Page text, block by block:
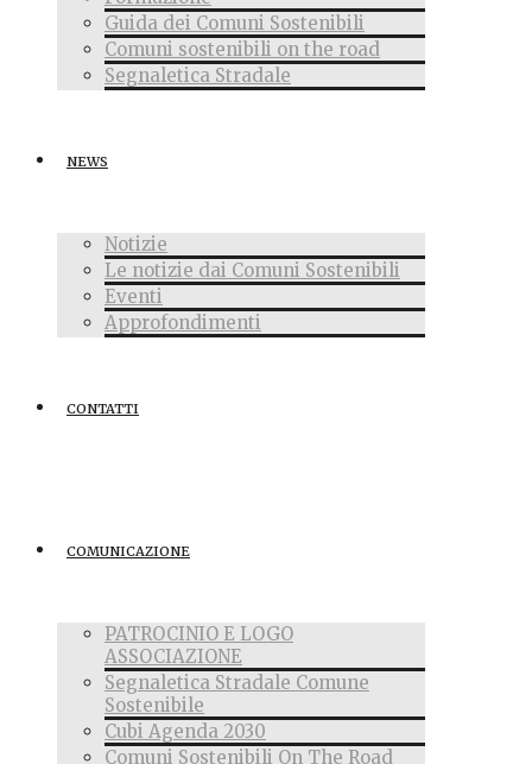
Guida dei Comuni Sostenibili
Comuni sostenibili on the road
Segnaletica Stradale
NEWS
Notizie
Le notizie dai Comuni Sostenibili
Eventi
Approfondimenti
CONTATTI
COMUNICAZIONE
PATROCINIO E LOGO
ASSOCIAZIONE
Segnaletica Stradale Comune
Sostenibile
Cubi Agenda 2030
Comuni Sostenibili On The Road